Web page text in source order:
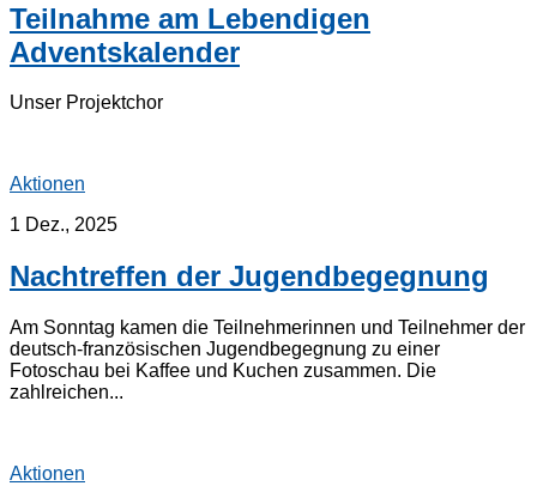
Teilnahme am Lebendigen
Adventskalender
Unser Projektchor
Aktionen
1 Dez., 2025
Nachtreffen der Jugendbegegnung
Am Sonntag kamen die Teilnehmerinnen und Teilnehmer der
deutsch-französischen Jugendbegegnung zu einer
Fotoschau bei Kaffee und Kuchen zusammen. Die
zahlreichen...
Aktionen